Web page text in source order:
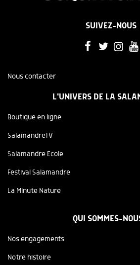
SUIVEZ-NOUS
Nous contacter
L'UNIVERS DE LA
Boutique en ligne
SalamandreTV
Salamandre Ecole
Festival Salamandre
La Minute Nature
QUI SOMMES-
Nos engagements
Notre histoire